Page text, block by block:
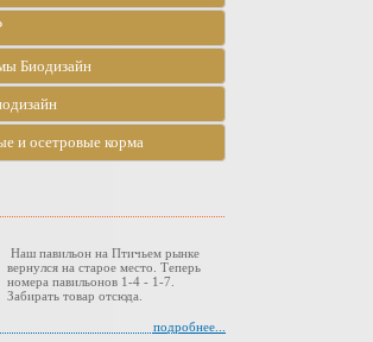
Биодизайн
и осетровые корма
Наш павильон на Птичьем рынке
вернулся на старое место. Теперь
номера павильонов 1-4 - 1-7.
Забирать товар отсюда.
подробнее...